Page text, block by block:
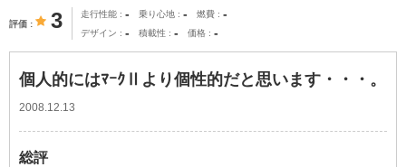
評価 3 走行性能 - 乗り心地 - 燃費 -
デザイン - 積載性 - 価格 -
個人的にはﾏｰｸⅡより個性的だと思います・・・。
2008.12.13
総評